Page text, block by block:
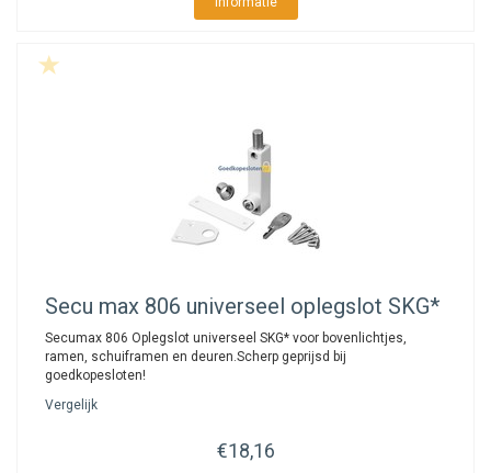
Secu max 806 universeel oplegslot SKG*
Secumax 806 Oplegslot universeel SKG* voor bovenlichtjes,
ramen, schuiframen en deuren.Scherp geprijsd bij
goedkopesloten!
Vergelijk
€18,16